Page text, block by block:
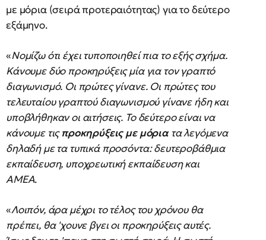
με μόρια (σειρά προτεραιότητας) για το δεύτερο
εξάμηνο.
«Νομίζω ότι έχει τυποποιηθεί πια το εξής σχήμα.
Κάνουμε δύο προκηρύξεις μία για τον γραπτό
διαγωνισμό. Οι πρώτες γίνανε. Οι πρώτες του
τελευταίου γραπτού διαγωνισμού γίνανε ήδη και
υποβλήθηκαν οι αιτήσεις. Το δεύτερο είναι να
κάνουμε τιςπροκηρύξεις με μόριατα λεγόμενα
δηλαδή με τα τυπικά προσόντα: δευτεροβάθμια
εκπαίδευση, υποχρεωτική εκπαίδευση και
ΑΜΕΑ.
«Λοιπόν, άρα μέχρι το τέλος του χρόνου θα
πρέπει, θα 'χουνε βγει οι προκηρύξεις αυτές.